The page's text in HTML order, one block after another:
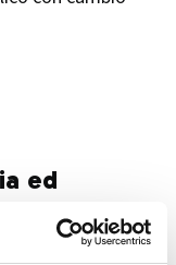
ed
a